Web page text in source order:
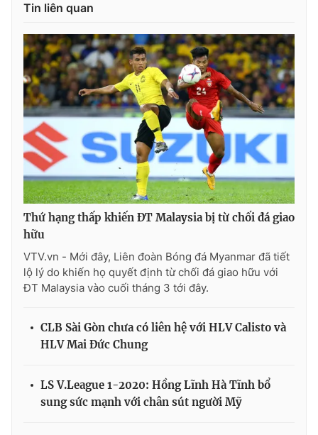
Tin liên quan
Thứ hạng thấp khiến ĐT Malaysia bị từ chối đá giao
hữu
VTV.vn - Mới đây, Liên đoàn Bóng đá Myanmar đã tiết
lộ lý do khiến họ quyết định từ chối đá giao hữu với
ĐT Malaysia vào cuối tháng 3 tới đây.
CLB Sài Gòn chưa có liên hệ với HLV Calisto và
HLV Mai Đức Chung
LS V.League 1-2020: Hồng Lĩnh Hà Tĩnh bổ
sung sức mạnh với chân sút người Mỹ